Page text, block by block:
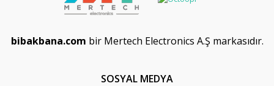
bibakbana.com bir Mertech Electronics A.Ş markasıdır.
SOSYAL MEDYA